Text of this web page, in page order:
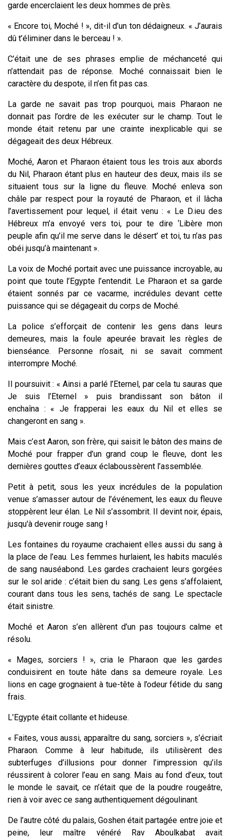
garde encerclaient les deux hommes de près.
« Encore toi, Moché ! », dit-il d’un ton dédaigneux. « J’aurais
dû t’éliminer dans le berceau ! ».
C’était une de ses phrases emplie de méchanceté qui
n’attendait pas de réponse. Moché connaissait bien le
caractère du despote, il n’en fit pas cas.
La garde ne savait pas trop pourquoi, mais Pharaon ne
donnait pas l’ordre de les exécuter sur le champ. Tout le
monde était retenu par une crainte inexplicable qui se
dégageait des deux Hébreux.
Moché, Aaron et Pharaon étaient tous les trois aux abords
du Nil, Pharaon étant plus en hauteur des deux, mais ils se
situaient tous sur la ligne du fleuve. Moché enleva son
châle par respect pour la royauté de Pharaon, et il lâcha
l’avertissement pour lequel, il était venu : « Le D.ieu des
Hébreux m’a envoyé vers toi, pour te dire ‘Libère mon
peuple afin qu’il me serve dans le désert’ et toi, tu n’as pas
obéi jusqu’à maintenant ».
La voix de Moché portait avec une puissance incroyable, au
point que toute l’Egypte l’entendit. Le Pharaon et sa garde
étaient sonnés par ce vacarme, incrédules devant cette
puissance qui se dégageait du corps de Moché.
La police s’efforçait de contenir les gens dans leurs
demeures, mais la foule apeurée bravait les règles de
bienséance. Personne n’osait, ni se savait comment
interrompre Moché.
Il poursuivit : « Ainsi a parlé l’Eternel, par cela tu sauras que
Je suis l’Eternel » puis brandissant son bâton il
enchaîna : « Je frapperai les eaux du Nil et elles se
changeront en sang ».
Mais c’est Aaron, son frère, qui saisit le bâton des mains de
Moché pour frapper d’un grand coup le fleuve, dont les
dernières gouttes d’eaux éclaboussèrent l’assemblée.
Petit à petit, sous les yeux incrédules de la population
venue s’amasser autour de l’événement, les eaux du fleuve
stoppèrent leur élan. Le Nil s’assombrit. Il devint noir, épais,
jusqu'à devenir rouge sang !
Les fontaines du royaume crachaient elles aussi du sang à
la place de l’eau. Les femmes hurlaient, les habits maculés
de sang nauséabond. Les gardes crachaient leurs gorgées
sur le sol aride : c’était bien du sang. Les gens s’affolaient,
courant dans tous les sens, tachés de sang. Le spectacle
était sinistre.
Moché et Aaron s’en allèrent d’un pas toujours calme et
résolu.
« Mages, sorciers ! », cria le Pharaon que les gardes
conduisirent en toute hâte dans sa demeure royale. Les
lions en cage grognaient à tue-tête à l’odeur fétide du sang
frais.
L’Egypte était collante et hideuse.
« Faites, vous aussi, apparaître du sang, sorciers », s’écriait
Pharaon. Comme à leur habitude, ils utilisèrent des
subterfuges d’illusions pour donner l’impression qu’ils
réussirent à colorer l’eau en sang. Mais au fond d’eux, tout
le monde le savait, ce n’était que de la poudre rougeâtre,
rien à voir avec ce sang authentiquement dégoulinant.
De l’autre côté du palais, Goshen était partagée entre joie et
peine, leur maître vénéré Rav Aboulkabat avait